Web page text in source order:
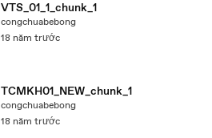
VTS_01_1_chunk_1
congchuabebong
18 năm trước
TCMKH01_NEW_chunk_1
congchuabebong
18 năm trước